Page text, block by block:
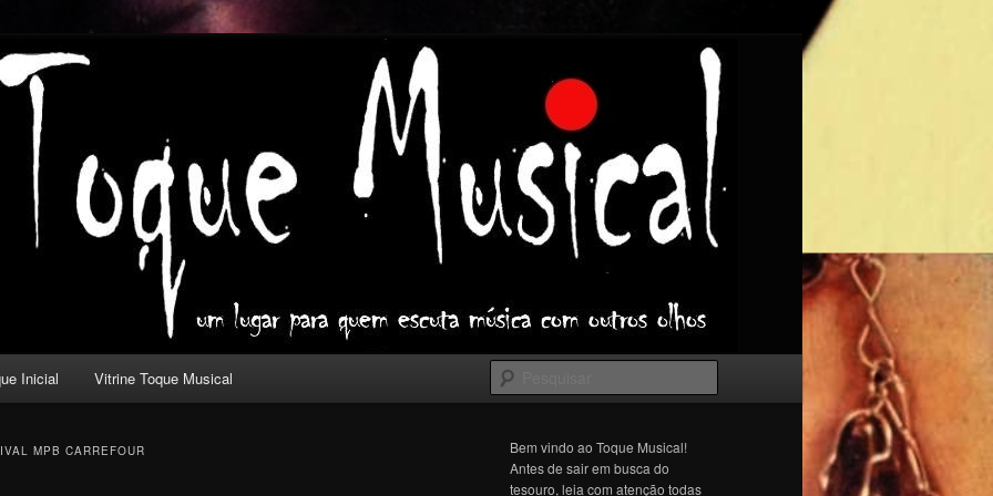
com outros olhos.
Inicial Vitrine Toque Musical
MPB CARREFOUR
Bem vindo ao Toque Musical!
Antes de sair em busca do
tesouro, leia com atenção todas